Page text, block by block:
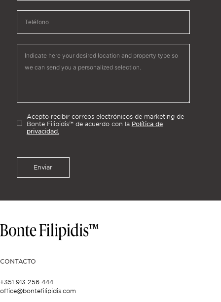
Acepto recibir correos electrónicos de marketing de
Bonte Filipidis™ de acuerdo con la Política de
privacidad.
Enviar
CONTACTO
+351 913 256 444
office@bontefilipidis.com